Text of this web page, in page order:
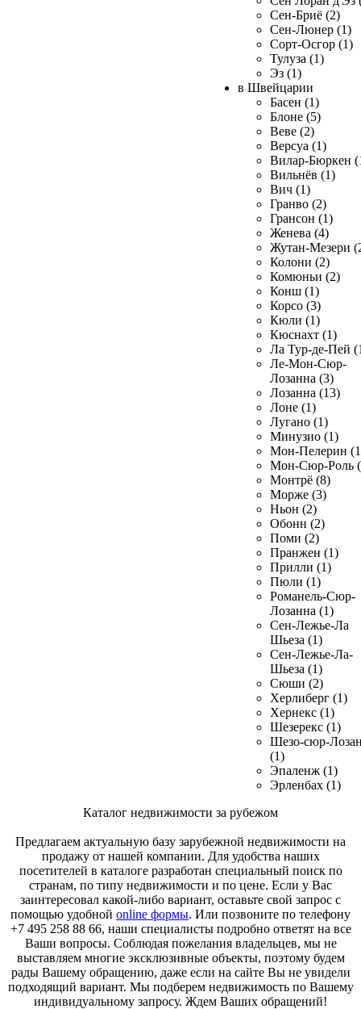
Сен-Бриё (2)
Сен-Люнер (1)
Сорт-Осгор (1)
Тулуза (1)
Эз (1)
в Швейцарии
Басен (1)
Блоне (5)
Веве (2)
Версуа (1)
Вилар-Бюркен
Вильнёв (1)
Вич (1)
Гранво (2)
Грансон (1)
Женева (4)
Жутан-Мезери
Колони (2)
Комюньи (2)
Конш (1)
Корсо (3)
Кюли (1)
Кюснахт (1)
Ла Тур-де-Пей
Ле-Мон-Сюр-
Лозанна (3)
Лозанна (13)
Лоне (1)
Лугано (1)
Минузио (1)
Мон-Пелерин
Мон-Сюр-Роль
Монтрё (8)
Морже (3)
Ньон (2)
Обонн (2)
Поми (2)
Пранжен (1)
Прилли (1)
Пюли (1)
Романель-Сюр-
Лозанна (1)
Сен-Лежье-Ла
Шьеза (1)
Сен-Лежье-Ла-
Шьеза (1)
Сюши (2)
Херлиберг (1)
Хернекс (1)
Шезерекс (1)
Шезо-сюр-
(1)
Эпаленж (1)
Эрленбах (1)
Каталог недвижимости за рубежом
Предлагаем актуальную базу зарубежной недвижимости на
продажу от нашей компании. Для удобства наших
посетителей в каталоге разработан специальный поиск по
странам, по типу недвижимости и по цене. Если у Вас
заинтересовал какой-либо вариант, оставьте свой запрос с
помощью удобной online формы. Или позвоните по телефону
+7 495 258 88 66, наши специалисты подробно ответят на все
Ваши вопросы. Соблюдая пожелания владельцев, мы не
выставляем многие эксклюзивные объекты, поэтому будем
рады Вашему обращению, даже если на сайте Вы не увидели
подходящий вариант. Мы подберем недвижимость по Вашему
индивидуальному запросу. Ждем Ваших обращений!